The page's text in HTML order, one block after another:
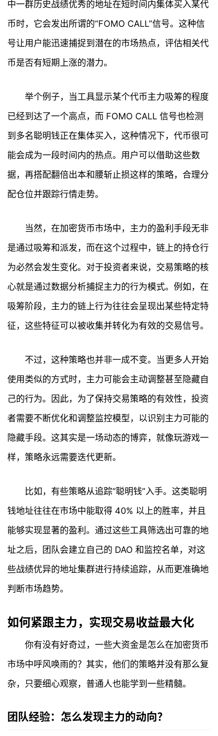
中一群历史战绩优秀的地址在短时间内集体买入某代
币时，它会发出所谓的“FOMO CALL”信号。这种信
号让用户能迅速捕捉到潜在的市场热点，评估相关代
币是否有短期上涨的潜力。
举个例子，当工具显示某个代币主力吸筹的程度
已经到达了一个高点，而 FOMO CALL 信号也检测
到多名聪明钱正在集体买入，这种情况下，代币很可
能会成为一段时间内的热点。用户可以借助这些数
据，再搭配翻倍出本和腰斩止损这样的策略，合理分
配仓位并跟踪行情走势。
当然，在加密货币市场中，主力的盈利手段无非
是通过吸筹和派发，而在这个过程中，链上的持仓行
为必然会发生变化。对于投资者来说，交易策略的核
心就是通过数据分析捕捉主力的行为模式。例如，在
吸筹阶段，主力的链上行为往往会呈现出某些特定特
征，这些特征可以被收集并转化为有效的交易信号。
不过，这种策略也并非一成不变。当更多人开始
使用类似的方式时，主力可能会主动调整甚至隐藏自
己的行为。因此，为了保持交易策略的有效性，投资
者需要不断优化和调整监控模型，以识别主力可能的
隐藏手段。这其实是一场动态的博弈，就像玩游戏一
样，策略永远需要迭代更新。
比如，有些策略从追踪“聪明钱”入手。这类聪明
钱地址往往在市场中能取得 40% 以上的胜率，并且
能够实现显著的盈利。通过这些工具筛选出可靠的地
址之后，团队会建立自己的 DAO 和监控名单，对这
些战绩优异的地址集群进行持续追踪，从而更准确地
判断市场趋势。
如何紧跟主力，实现交易收益最大化
你有没有好奇过，一些大资金是怎么在加密货币
市场中呼风唤雨的？其实，他们的策略并没有那么复
杂，只要细心观察，普通人也能学到一些精髓。
团队经验：怎么发现主力的动向？